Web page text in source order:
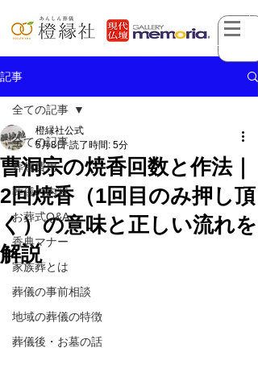
記事
全ての記事
葬儀費用
葬儀の内容
お葬式Q&A
香典マナー
家族葬とは
葬儀の事前相談
地域の葬儀の特徴
葬儀後・お墓の話
全ての記事
曹洞宗の焼香回数と作法｜
2回焼香（1回目のみ押し頂
く）の意味と正しい流れを
解説
橙縁社公式
5月8日 読了時間: 5分